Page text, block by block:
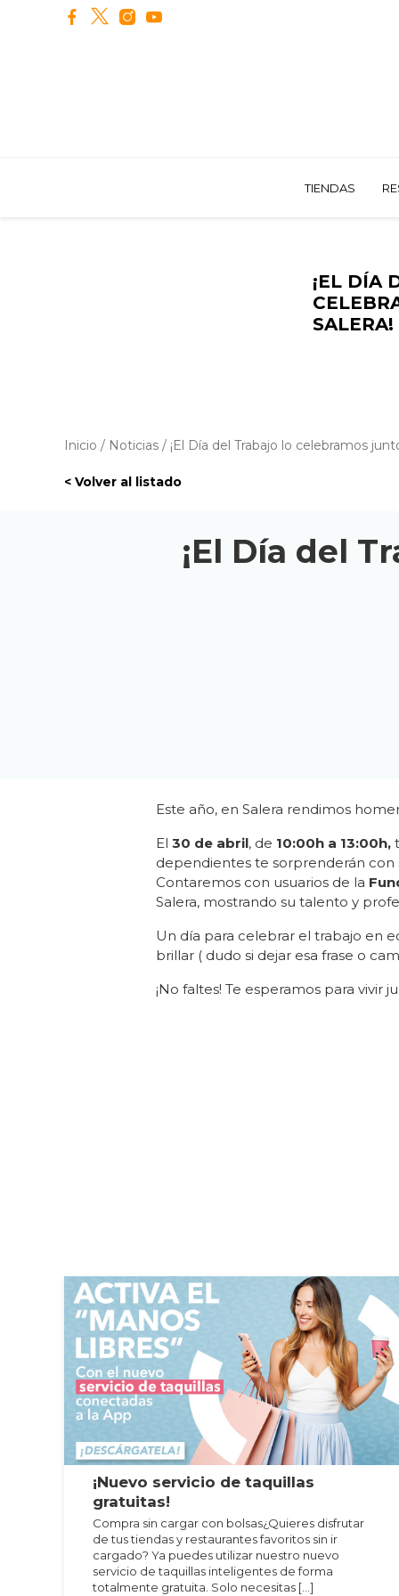
TIENDAS
¡EL DÍA
SALERA!
Inicio / Noticias / ¡El Día del Trabajo lo celebramos
< Volver al listado
¡El Día del
Este año, en Salera rendimos
El 30 de abril, de 10:00h a 13:00h,
dependientes te sorprenderán con
Contaremos con usuarios de la
Salera, mostrando su talento y
Un día para celebrar el trabajo en
brillar ( dudo si dejar esa frase o
¡No faltes! Te esperamos para vivir
¡Nuevo servicio de taquillas
gratuitas!
Compra sin cargar con bolsas¿Quieres disfrutar
de tus tiendas y restaurantes favoritos sin ir
cargado? Ya puedes utilizar nuestro nuevo
servicio de taquillas inteligentes de forma
totalmente gratuita. Solo necesitas […]